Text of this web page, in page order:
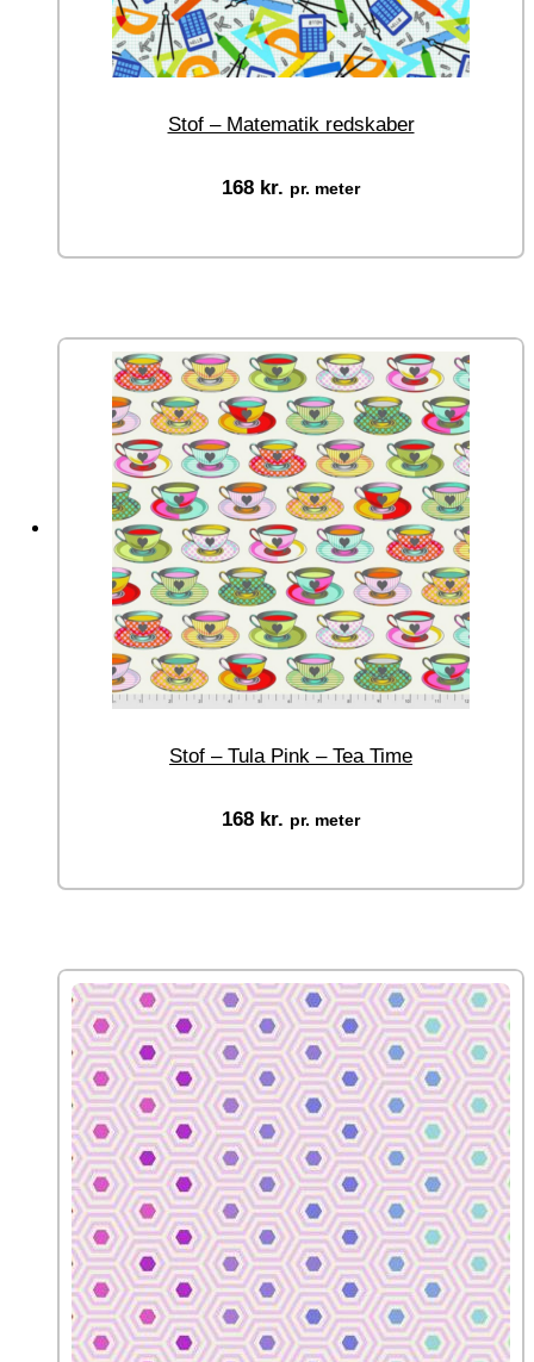
Stof – Matematik redskaber
168 kr. pr. meter
Stof – Tula Pink – Tea Time
168 kr. pr. meter